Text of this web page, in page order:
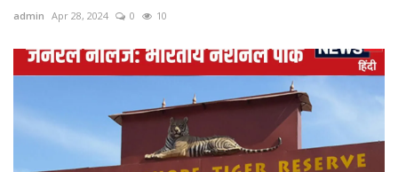
admin Apr 28, 2024 0 10